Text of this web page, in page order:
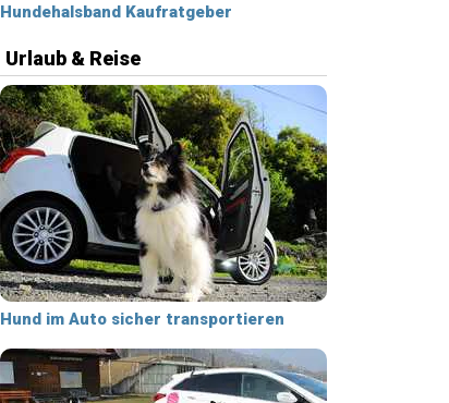
Hundehalsband Kaufratgeber
Urlaub & Reise
Hund im Auto sicher transportieren